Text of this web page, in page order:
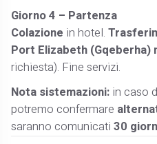
Giorno 4 – Partenza
Colazione in hotel.
Port Elizabeth (Gqeberha)
richiesta). Fine servizi.
Nota sistemazioni: in caso
potremo confermare
saranno comunicati30